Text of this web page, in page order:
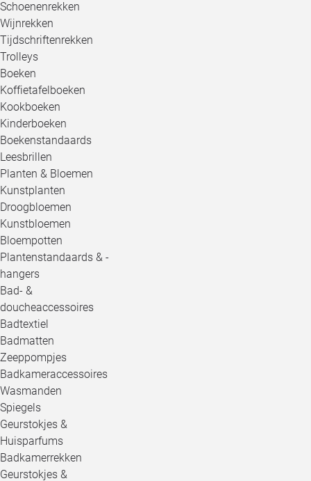
Schoenenrekken
Wijnrekken
Tijdschriftenrekken
Trolleys
Boeken
Koffietafelboeken
Kookboeken
Kinderboeken
Boekenstandaards
Leesbrillen
Planten & Bloemen
Kunstplanten
Droogbloemen
Kunstbloemen
Bloempotten
Plantenstandaards & -
hangers
Bad- &
doucheaccessoires
Badtextiel
Badmatten
Zeeppompjes
Badkameraccessoires
Wasmanden
Spiegels
Geurstokjes &
Huisparfums
Badkamerrekken
Geurstokjes &